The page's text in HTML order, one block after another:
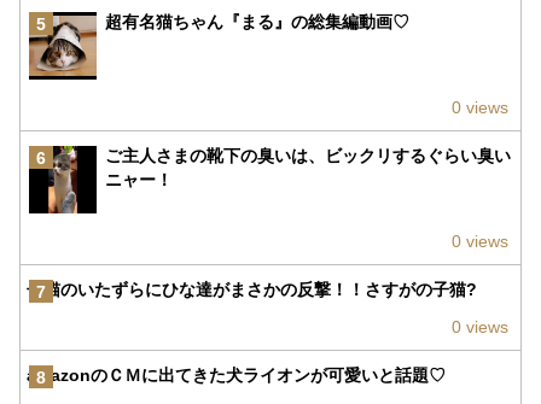
5 超有名猫ちゃん『まる』の総集編動画♡
0 views
6
ご主人さまの靴下の臭いは、ビックリするぐらい臭い
ニャー！
0 views
7
子猫のいたずらにひな達がまさかの反撃！！さすがの子猫?
0 views
8
amazonのＣＭに出てきた犬ライオンが可愛いと話題♡